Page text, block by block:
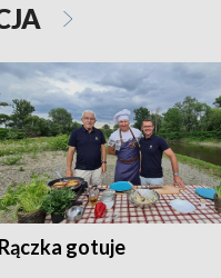
Rączka gotuje